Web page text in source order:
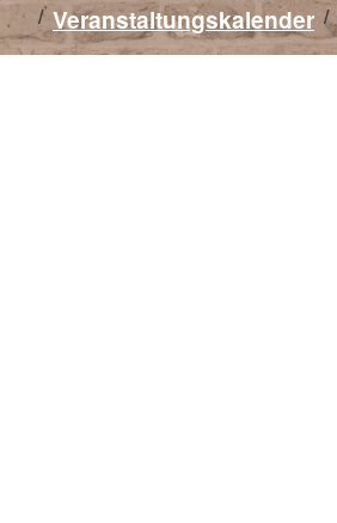
Veranstaltungskalender